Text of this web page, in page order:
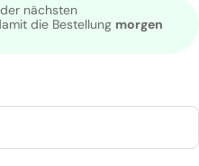
nächsten
die Bestellung morgen